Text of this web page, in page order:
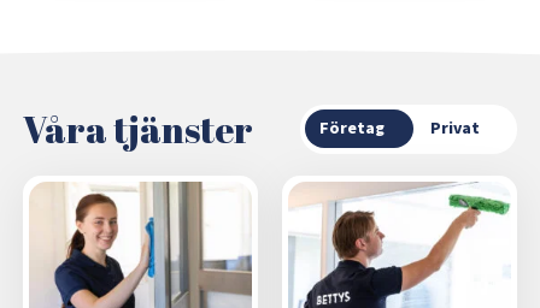
Våra tjänster Företag Privat